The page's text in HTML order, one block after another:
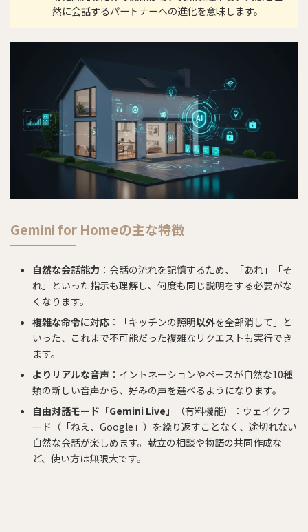
然に会話するパートナーへの進化を意味します。
Gemini for Homeの主な特徴
自然な会話能力 ：会話の流れを記憶するため、「あれ」「そ
れ」といった指示も理解し、何度も同じ説明をする必要がな
くなります。
複雑な命令に対応 ：「キッチンの照明以外を全部消して」と
いった、これまで不可能だった複雑なリクエストも実行でき
ます。
よりリアルな音声 ：イントネーションやペースが自然な10種
類の新しい音声から、好みの声を選べるようになります。
自由対話モード「Gemini Live」
（有料機能）：ウェイクワ
ード（「ねえ、Google」）を繰り返すことなく、途切れない
自然な会話が楽しめます。献立の相談や物語の共同作成な
ど、使い方は無限大です。